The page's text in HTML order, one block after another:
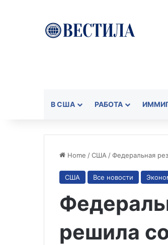
В США РАБОТА
Home /США /Федеральная
США Все новости
решила